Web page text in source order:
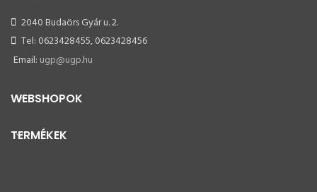
2040 Budaörs Gyár u. 2.
Tel: 0623428455, 0623428456
Email: ugp@ugp.hu
WEBSHOPOK
TERMÉKEK